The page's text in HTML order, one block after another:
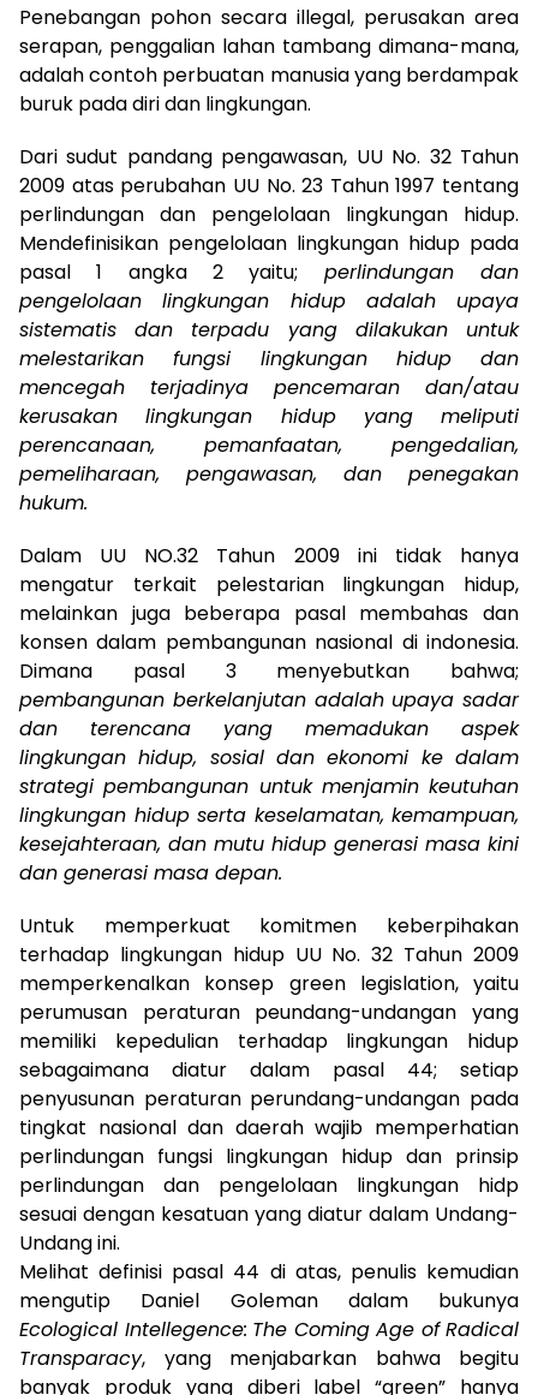
Penebangan pohon secara illegal, perusakan area
serapan, penggalian lahan tambang dimana-mana,
adalah contoh perbuatan manusia yang berdampak
buruk pada diri dan lingkungan.
Dari sudut pandang pengawasan, UU No. 32 Tahun
2009 atas perubahan UU No. 23 Tahun 1997 tentang
perlindungan dan pengelolaan lingkungan hidup.
Mendefinisikan pengelolaan lingkungan hidup pada
pasal 1 angka 2 yaitu; perlindungan dan
pengelolaan lingkungan hidup adalah upaya
sistematis dan terpadu yang dilakukan untuk
melestarikan fungsi lingkungan hidup dan
mencegah terjadinya pencemaran dan/atau
kerusakan lingkungan hidup yang meliputi
perencanaan, pemanfaatan, pengedalian,
pemeliharaan, pengawasan, dan penegakan
hukum.
Dalam UU NO.32 Tahun 2009 ini tidak hanya
mengatur terkait pelestarian lingkungan hidup,
melainkan juga beberapa pasal membahas dan
konsen dalam pembangunan nasional di indonesia.
Dimana pasal 3 menyebutkan bahwa;
pembangunan berkelanjutan adalah upaya sadar
dan terencana yang memadukan aspek
lingkungan hidup, sosial dan ekonomi ke dalam
strategi pembangunan untuk menjamin keutuhan
lingkungan hidup serta keselamatan, kemampuan,
kesejahteraan, dan mutu hidup generasi masa kini
dan generasi masa depan.
Untuk memperkuat komitmen keberpihakan
terhadap lingkungan hidup UU No. 32 Tahun 2009
memperkenalkan konsep green legislation, yaitu
perumusan peraturan peundang-undangan yang
memiliki kepedulian terhadap lingkungan hidup
sebagaimana diatur dalam pasal 44; setiap
penyusunan peraturan perundang-undangan pada
tingkat nasional dan daerah wajib memperhatian
perlindungan fungsi lingkungan hidup dan prinsip
perlindungan dan pengelolaan lingkungan hidp
sesuai dengan kesatuan yang diatur dalam Undang-
Undang ini.
Melihat definisi pasal 44 di atas, penulis kemudian
mengutip Daniel Goleman dalam bukunya
Ecological Intellegence: The Coming Age of Radical
Transparacy, yang menjabarkan bahwa begitu
banyak produk yang diberi label “green” hanya